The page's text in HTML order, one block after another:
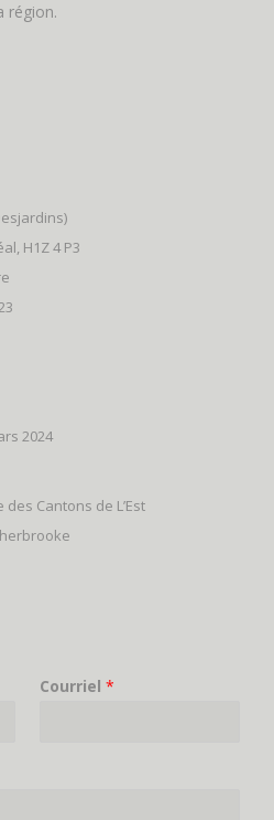
région.
H1Z 4 P3
2024
Cantons de L’Est
Courriel *